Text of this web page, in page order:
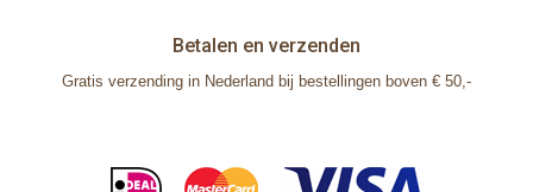
Betalen en verzenden
Gratis verzending in Nederland bij bestellingen boven € 50,-